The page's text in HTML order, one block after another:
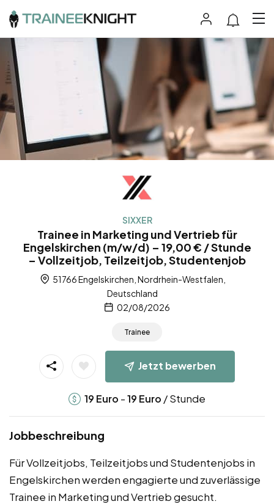
SIXXER
Trainee in Marketing und Vertrieb für
Engelskirchen (m/w/d) – 19,00 € / Stunde
– Vollzeitjob, Teilzeitjob, Studentenjob
51766 Engelskirchen, Nordrhein-Westfalen,
Deutschland
02/08/2026
Trainee
Jetzt bewerben
19 Euro -19 Euro / Stunde
Jobbeschreibung
Für Vollzeitjobs, Teilzeitjobs und Studentenjobs in
Engelskirchen werden engagierte und zuverlässige
Trainee in Marketing und Vertrieb gesucht.